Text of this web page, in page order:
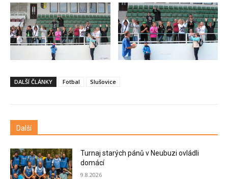
DALŠÍ ČLÁNKY Fotbal Slušovice
Další
Turnaj starých pánů v Neubuzi ovládli
domácí
9.8.2026